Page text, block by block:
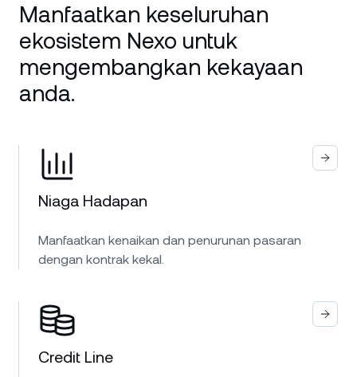
Manfaatkan keseluruhan
ekosistem Nexo untuk
mengembangkan kekayaan
anda.
Niaga Hadapan
Manfaatkan kenaikan dan penurunan pasaran
dengan kontrak kekal.
Credit Line